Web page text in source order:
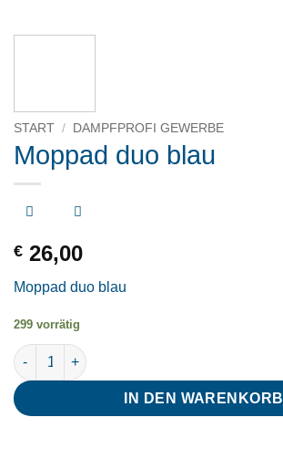
START / DAMPFPROFI GEWERBE
Moppad duo blau
€ 26,00
Moppad duo blau
299 vorrätig
Moppad duo blau Menge
IN DEN WARENKORB